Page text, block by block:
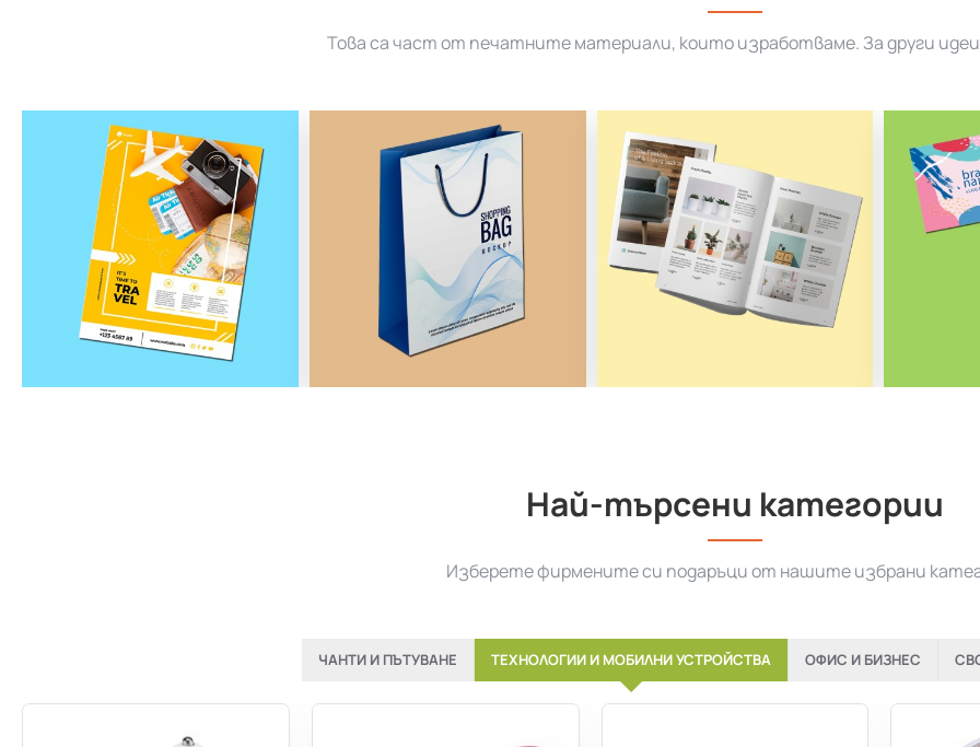
Това са част от печатните материали, които изработваме. За други
Най-търсени категории
Изберете фирмените си подаръци от нашите избрани
ЧАНТИ И ПЪТУВАНЕ ТЕХНОЛОГИИ И МОБИЛНИ УСТРОЙСТВА ОФИС И БИЗНЕС